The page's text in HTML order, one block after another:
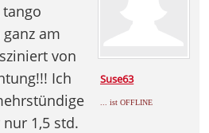
Suse63
... ist OFFLINE
am
von
Ich
1,5 std.